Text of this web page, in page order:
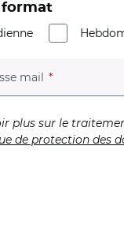
format
mail (champ
plus sur le
de protection des